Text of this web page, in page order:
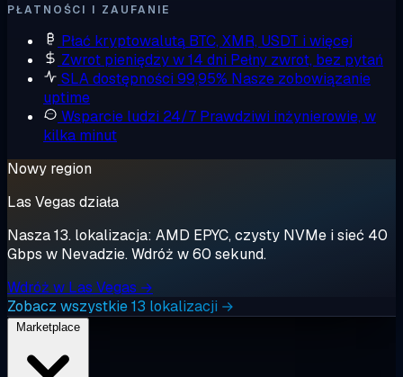
PŁATNOŚCI I ZAUFANIE
Płać kryptowalutą BTC, XMR, USDT i więcej
Zwrot pieniędzy w 14 dni Pełny zwrot, bez pytań
SLA dostępności 99,95% Nasze zobowiązanie
uptime
Wsparcie ludzi 24/7 Prawdziwi inżynierowie, w
kilka minut
Nowy region
Las Vegas działa
Nasza 13. lokalizacja: AMD EPYC, czysty NVMe i sieć 40
Gbps w Nevadzie. Wdróż w 60 sekund.
Wdróż w Las Vegas →
Zobacz wszystkie 13 lokalizacji →